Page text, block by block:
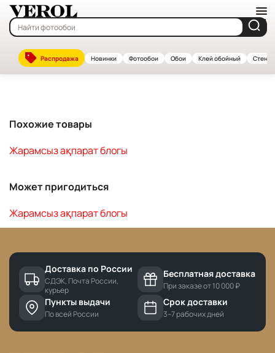
Распродажа Новинки Фотообои Обои Клей обойный
Главная—Каталог
Жарамсыз ақпарат блогы
Похожие товары
Жарамсыз ақпарат блогы
Может пригодиться
Жарамсыз ақпарат блогы
Доставка по России
СДЭК, Почта России,
курьер
Бесплатная доставка
При заказе от 10 000 ₽
Пункты выдачи
По всей России
Срок доставки
3–7 рабочих дней